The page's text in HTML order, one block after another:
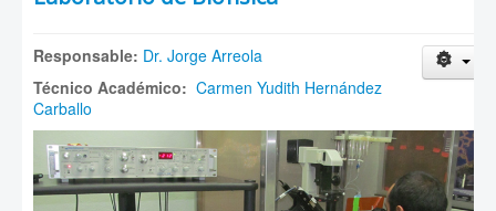
Responsable: Dr. Jorge Arreola
Técnico Académico: Carmen Yudith Hernández
Carballo